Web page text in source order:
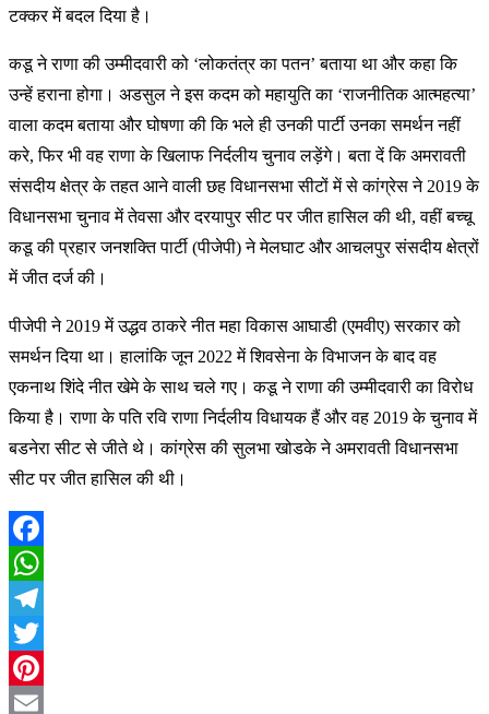
टक्कर में बदल दिया है।
कडू ने राणा की उम्मीदवारी को ‘लोकतंत्र का पतन’ बताया था और कहा कि
उन्हें हराना होगा। अडसुल ने इस कदम को महायुति का ‘राजनीतिक आत्महत्या’
वाला कदम बताया और घोषणा की कि भले ही उनकी पार्टी उनका समर्थन नहीं
करे, फिर भी वह राणा के खिलाफ निर्दलीय चुनाव लड़ेंगे। बता दें कि अमरावती
संसदीय क्षेत्र के तहत आने वाली छह विधानसभा सीटों में से कांग्रेस ने 2019 के
विधानसभा चुनाव में तेवसा और दरयापुर सीट पर जीत हासिल की थी, वहीं बच्चू
कडू की प्रहार जनशक्ति पार्टी (पीजेपी) ने मेलघाट और आचलपुर संसदीय क्षेत्रों
में जीत दर्ज की।
पीजेपी ने 2019 में उद्धव ठाकरे नीत महा विकास आघाडी (एमवीए) सरकार को
समर्थन दिया था। हालांकि जून 2022 में शिवसेना के विभाजन के बाद वह
एकनाथ शिंदे नीत खेमे के साथ चले गए। कडू ने राणा की उम्मीदवारी का विरोध
किया है। राणा के पति रवि राणा निर्दलीय विधायक हैं और वह 2019 के चुनाव में
बडनेरा सीट से जीते थे। कांग्रेस की सुलभा खोडके ने अमरावती विधानसभा
सीट पर जीत हासिल की थी।
Facebook
WhatsApp
Telegram
Twitter
Pinterest